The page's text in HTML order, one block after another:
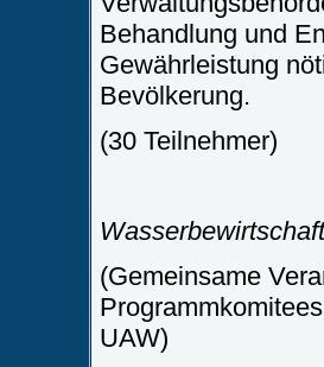
Behandlung und
Gewährleistung
Bevölkerung.
(30 Teilnehmer)
(Gemeinsame
UAW)